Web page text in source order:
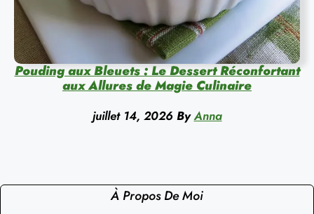
Pouding aux Bleuets : Le Dessert Réconfortant
aux Allures de Magie Culinaire
juillet 14, 2026 By Anna
À Propos De Moi